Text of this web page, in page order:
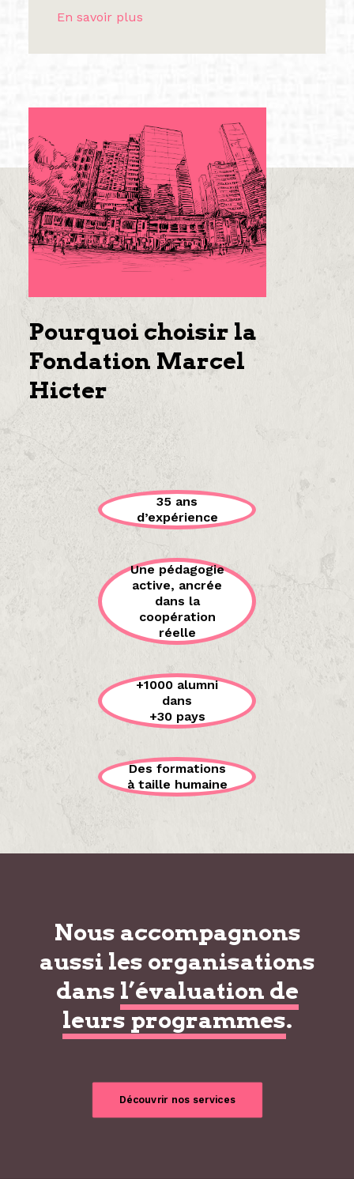
En savoir plus
Pourquoi choisir la
Fondation Marcel
Hicter
35 ans
d’expérience
Une pédagogie
active, ancrée
dans la
coopération
réelle
+1000 alumni
dans
+30 pays
Des formations
à taille humaine
Nous accompagnons
aussi les organisations
dans l’évaluation de
leurs programmes.
Découvrir nos services